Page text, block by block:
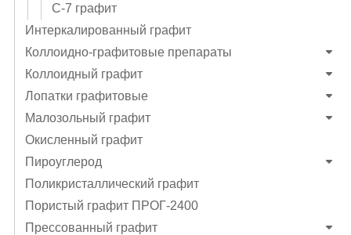
С-7 графит
Интеркалированный графит
Коллоидно-графитовые препараты
Коллоидный графит
Лопатки графитовые
Малозольный графит
Окисленный графит
Пироуглерод
Поликристаллический графит
Пористый графит ПРОГ-2400
Прессованный графит